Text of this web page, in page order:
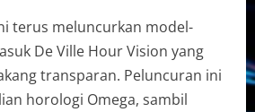
terus meluncurkan model-
De Ville Hour Vision yang
transparan. Peluncuran ini
horologi Omega, sambil